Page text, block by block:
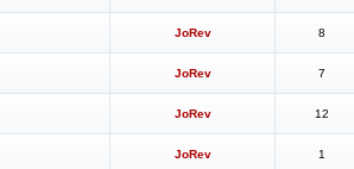
JoRev 8
JoRev 7
JoRev 12
JoRev 1